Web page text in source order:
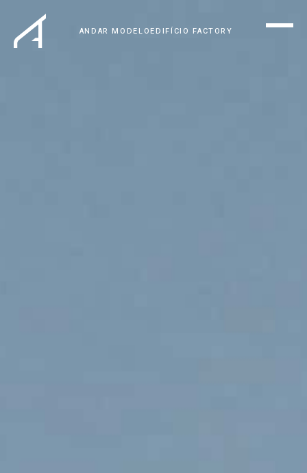
ANDAR MODELOEDIFÍCIO FACTORY